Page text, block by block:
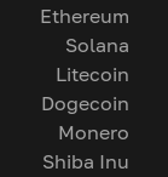
Ethereum
Solana
Litecoin
Dogecoin
Monero
Shiba Inu